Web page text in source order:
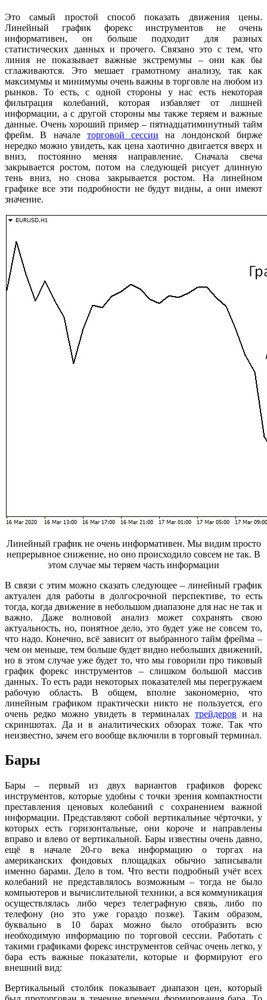
Это самый простой способ показать движения цены.
Линейный график форекс инструментов не очень
информативен, он больше подходит для разных
статистических данных и прочего. Связано это с тем, что
линия не показывает важные экстремумы – они как бы
сглаживаются. Это мешает грамотному анализу, так как
максимумы и минимумы очень важны в торговле на любом из
рынков. То есть, с одной стороны у нас есть некоторая
фильтрация колебаний, которая избавляет от лишней
информации, а с другой стороны мы также теряем и важные
данные. Очень хороший пример – пятнадцатиминутный тайм
фрейм. В начале торговой сессии на лондонской бирже
нередко можно увидеть, как цена хаотично двигается вверх и
вниз, постоянно меняя направление. Сначала свеча
закрывается ростом, потом на следующей рисует длинную
тень вниз, но снова закрывается ростом. На линейном
графике все эти подробности не будут видны, а они имеют
значение.
Линейный график не очень информативен. Мы видим просто
непрерывное снижение, но оно происходило совсем не так. В
этом случае мы теряем часть информации
В связи с этим можно сказать следующее – линейный график
актуален для работы в долгосрочной перспективе, то есть
тогда, когда движение в небольшом диапазоне для нас не так и
важно. Даже волновой анализ может сохранять свою
актуальность, но, понятное дело, это будет уже не совсем то,
что надо. Конечно, всё зависит от выбранного тайм фрейма –
чем он меньше, тем больше будет видно небольших движений,
но в этом случае уже будет то, что мы говорили про тиковый
график форекс инструментов – слишком большой массив
данных. То есть ради некоторых показателей мы перегружаем
рабочую область. В общем, вполне закономерно, что
линейным графиком практически никто не пользуется, его
очень редко можно увидеть в терминалах трейдеров и на
скриншотах. Да и в аналитических обзорах тоже. Так что
неизвестно, зачем его вообще включили в торговый терминал.
Бары
Бары – первый из двух вариантов графиков форекс
инструментов, которые удобны с точки зрения компактности
преставления ценовых колебаний с сохранением важной
информации. Представляют собой вертикальные чёрточки, у
которых есть горизонтальные, они короче и направлены
вправо и влево от вертикальной. Бары известны очень давно,
ещё в начале 20-го века информацию о торгах на
американских фондовых площадках обычно записывали
именно барами. Дело в том. Что вести подробный учёт всех
колебаний не представлялось возможным – тогда не было
компьютеров и вычислительной техники, а вся коммуникация
осуществлялась либо через телеграфную связь, либо по
телефону (но это уже гораздо позже). Таким образом,
буквально в 10 барах можно было отобразить всю
необходимую информацию по торговой сессии. Работать с
такими графиками форекс инструментов сейчас очень легко, у
бара есть важные показатели, которые и формируют его
внешний вид:
Вертикальный столбик показывает диапазон цен, который